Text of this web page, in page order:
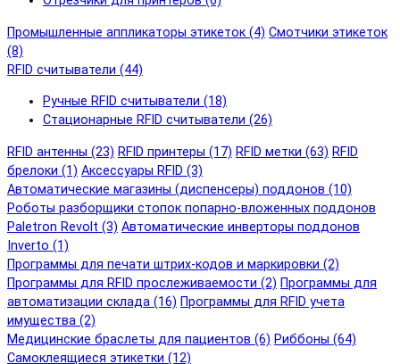
Промышленные аппликаторы этикеток (4) Смотчики этикеток
(8)
RFID cчитыватели (44)
Ручные RFID cчитыватели (18)
Стационарные RFID cчитыватели (26)
RFID антенны (23) RFID принтеры (17) RFID метки (63) RFID
брелоки (1) Аксессуары RFID (3)
Автоматические магазины (диспенсеры) поддонов (10)
Роботы разборщики стопок попарно-вложенных поддонов
Paletron Revolt (3) Автоматические инверторы поддонов
Inverto (1)
Программы для печати штрих-кодов и маркировки (2)
Программы для RFID прослеживаемости (2) Программы для
автоматизации склада (16) Программы для RFID учета
имущества (2)
Медицинские браслеты для пациентов (6) Риббоны (64)
Самоклеящиеся этикетки (12)